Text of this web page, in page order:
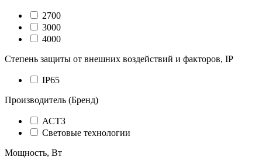
2700
3000
4000
Степень защиты от внешних воздействий и факторов, IP
IP65
Производитель (Бренд)
АСТЗ
Световые технологии
Мощность, Вт